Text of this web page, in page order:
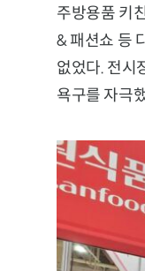
주방용품 키
& 패션쇼 등
없었다. 전시
욕구를 자극